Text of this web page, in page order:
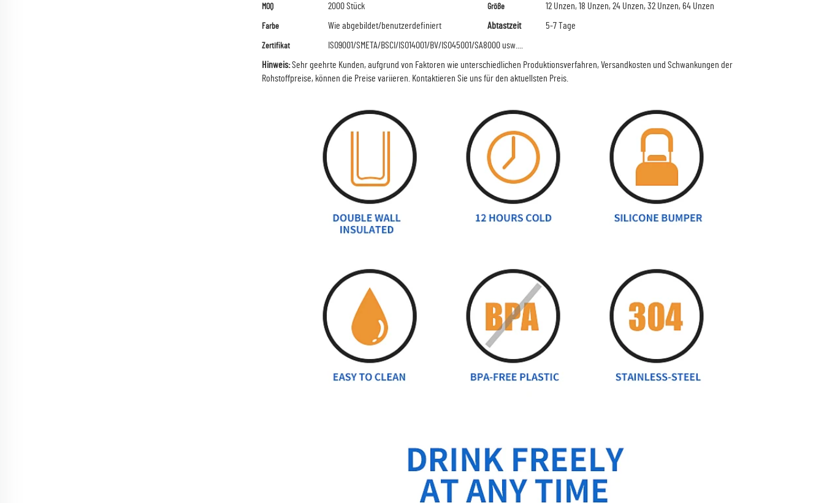
MOQ 2000 Stück Größe 12 Unzen, 18 Unzen, 24 Unzen, 32 Unzen, 64 Unzen
Farbe Wie abgebildet/benutzerdefiniert Abtastzeit 5-7 Tage
Zertifikat
ISO9001/SMETA/BSCI/ISO14001/BV/ISO45001/SA8000 usw....
Hinweis:Sehr geehrte Kunden, aufgrund von Faktoren wie unterschiedlichen Produktionsverfahren, Versandkosten und Schwankungen der
Rohstoffpreise, können die Preise variieren. Kontaktieren Sie uns für den aktuellsten Preis.